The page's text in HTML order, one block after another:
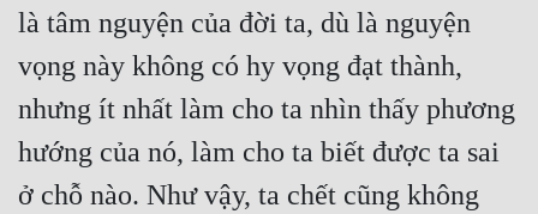
là tâm nguyện của đời ta, dù là nguyện
vọng này không có hy vọng đạt thành,
nhưng ít nhất làm cho ta nhìn thấy phương
hướng của nó, làm cho ta biết được ta sai
ở chỗ nào. Như vậy, ta chết cũng không